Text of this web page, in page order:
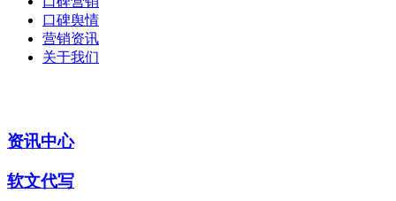
口碑舆情
营销资讯
关于我们
资讯中心
软文代写